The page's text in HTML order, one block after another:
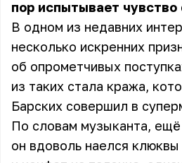
пор испытывает чувство
В одном из недавних
несколько искренних
об опрометчивых
из таких стала кража,
Барских совершил в
По словам музыканта, ещё
он вдоволь наелся клюквы